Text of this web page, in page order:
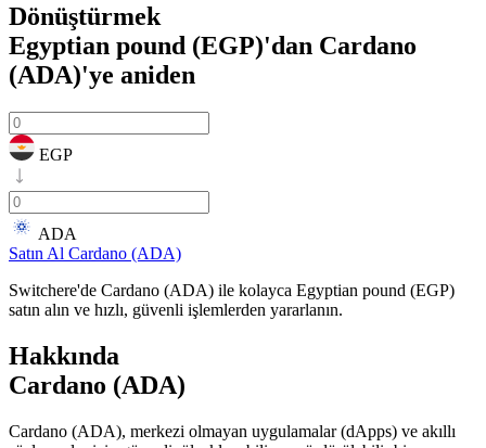
Dönüştürmek
Egyptian pound (EGP)'dan Cardano
(ADA)'ye aniden
EGP
ADA
Satın Al Cardano (ADA)
Switchere'de Cardano (ADA) ile kolayca Egyptian pound (EGP)
satın alın ve hızlı, güvenli işlemlerden yararlanın.
Hakkında
Cardano (ADA)
Cardano (ADA), merkezi olmayan uygulamalar (dApps) ve akıllı